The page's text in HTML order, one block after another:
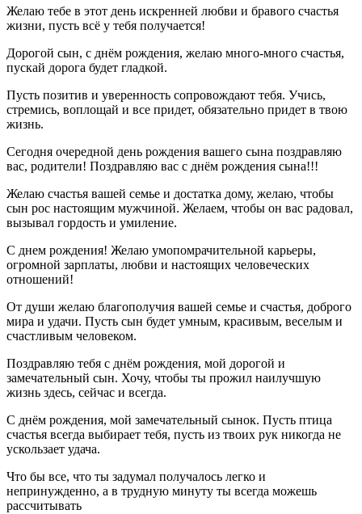
Желаю тебе в этот день искренней любви и бравого счастья
жизни, пусть всё у тебя получается!
Дорогой сын, с днём рождения, желаю много-много счастья,
пускай дорога будет гладкой.
Пусть позитив и уверенность сопровождают тебя. Учись,
стремись, воплощай и все придет, обязательно придет в твою
жизнь.
Сегодня очередной день рождения вашего сына поздравляю
вас, родители! Поздравляю вас с днём рождения сына!!!
Желаю счастья вашей семье и достатка дому, желаю, чтобы
сын рос настоящим мужчиной. Желаем, чтобы он вас радовал,
вызывал гордость и умиление.
С днем рождения! Желаю умопомрачительной карьеры,
огромной зарплаты, любви и настоящих человеческих
отношений!
От души желаю благополучия вашей семье и счастья, доброго
мира и удачи. Пусть сын будет умным, красивым, веселым и
счастливым человеком.
Поздравляю тебя с днём рождения, мой дорогой и
замечательный сын. Хочу, чтобы ты прожил наилучшую
жизнь здесь, сейчас и всегда.
С днём рождения, мой замечательный сынок. Пусть птица
счастья всегда выбирает тебя, пусть из твоих рук никогда не
ускользает удача.
Что бы все, что ты задумал получалось легко и
непринужденно, а в трудную минуту ты всегда можешь
рассчитывать